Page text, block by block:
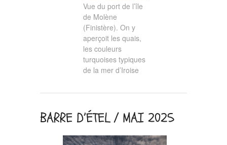
Vue du port de l’île
de Molène
(Finistère). On y
aperçoit les quais,
les couleurs
turquoises typiques
de la mer d’Iroise
BARRE D’ÉTEL / MAI 2025